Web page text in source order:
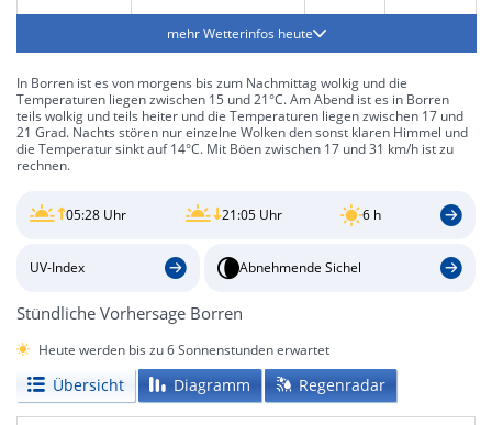
mehr Wetterinfos heute
In Borren ist es von morgens bis zum Nachmittag wolkig und die
Temperaturen liegen zwischen 15 und 21°C. Am Abend ist es in Borren
teils wolkig und teils heiter und die Temperaturen liegen zwischen 17 und
21 Grad. Nachts stören nur einzelne Wolken den sonst klaren Himmel und
die Temperatur sinkt auf 14°C. Mit Böen zwischen 17 und 31 km/h ist zu
rechnen.
05:28 Uhr 21:05 Uhr 6 h
UV-Index Abnehmende Sichel
Stündliche Vorhersage Borren
Heute werden bis zu 6 Sonnenstunden erwartet
Übersicht Diagramm Regenradar